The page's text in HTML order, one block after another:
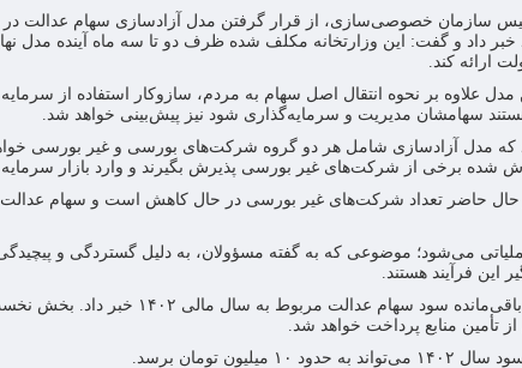
سازمان خصوصی‌سازی، از قرار گرفتن مدل آزادسازی سهام عدالت در
خبر داد و گفت: این وزارتخانه مکلف شده ظرف دو تا سه ماه آینده مدل
ارائه کند.
مدل علاوه بر نحوه انتقال اصل سهام به مردم، سازوکار استفاده از
سهامشان مدیریت و سرمایه‌گذاری شود نیز پیش‌بینی خواهد شد.
که مدل آزادسازی شامل هر دو گروه شرکت‌های بورسی و غیر بورسی
شده برخی از شرکت‌های غیر بورسی پذیرش بگیرند و وارد بازار
حال حاضر تعداد شرکت‌های غیر بورسی در حال کاهش است و سهام
می‌شود؛ موضوعی که به گفته مسؤولان، به دلیل گستردگی و
همزمان با این خبر، وزیر اقتصاد از برنامه دولت برای پرداخت بخش باقی‌مانده سود سهام عدالت مربوط به
تأمین منابع پرداخت خواهد شد.
تومان برسد.